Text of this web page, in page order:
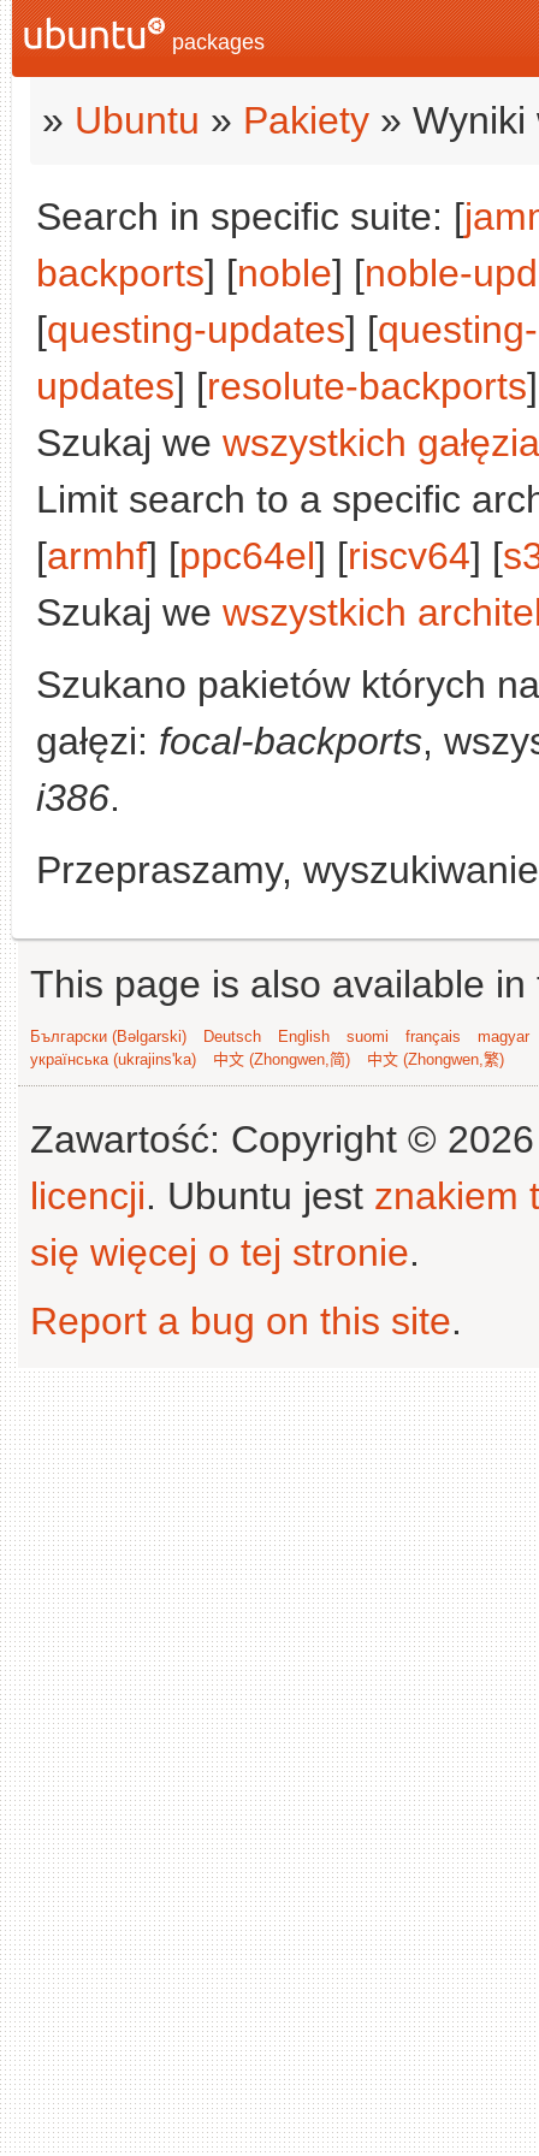
packages
» Ubuntu » Pakiety » Wyniki
Search in specific suite: [
backports] [noble] [noble-
[questing-updates] [
updates] [resolute-backports
Szukaj we wszystkich
Limit search to a specific
[armhf] [ppc64el] [riscv64] [
Szukaj we wszystkich
Szukano pakietów których
gałęzi: focal-backports,
i386.
Przepraszamy,
This page is also available
Български (Bəlgarski) Deutsch English suomi français
magyar
українська (ukrajins'ka)
中文 (Zhongwen,简) 中文 (Zhongwen,繁)
Zawartość: Copyright ©
licencji. Ubuntu jest znakiem
się więcej o tej stronie.
Report a bug on this site.